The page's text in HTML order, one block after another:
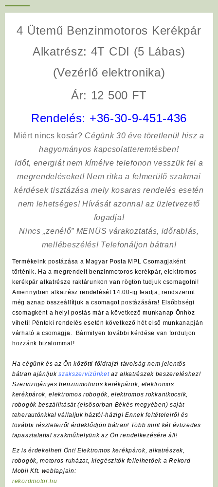
4 Ütemű Benzinmotoros Kerékpár
Alkatrész: 4T CDI (5 Lábas)
(Vezérlő elektronika)
Ár: 12 500 FT
Rendelés: +36-30-9-451-436
Miért nincs kosár? Cégünk 30 éve töretlenül hisz a
hagyományos kapcsolatteremtésben!
Időt, energiát nem kímélvetelefonon vesszük fel a
megrendeléseket! Nem ritka a felmerülő szakmai
kérdések tisztázása mely kosaras rendelés esetén
nem lehetséges! Hívását azonnal az üzletvezető
fogadja!
Nincs „zenélő” MENÜS várakoztatás, időrablás,
mellébeszélés! Telefonáljon bátran!
Termékeink postázása a Magyar Posta MPL Csomagjaként
történik. Ha a megrendelt benzinmotoros kerékpár, elektromos
kerékpár alkatrésze raktárunkon van rögtön tudjuk csomagolni!
Amennyiben alkatrész rendelését 14:00-ig leadja, rendszerint
még aznap összeállítjuk a csomagot postázására! Elsőbbségi
csomagként a helyi postás már a következő munkanap Önhöz
viheti! Pénteki rendelés esetén következő hét első munkanapján
várható a csomagja. Bármilyen további kérdése van forduljon
hozzánk bizalommal!
Ha cégünk és az Ön közötti földrajzi távolság nem jelentős
bátran ajánljukszakszervizünket az alkatrészek beszereléshez!
Szervizigényes benzinmotoros kerékpárok, elektromos
kerékpárok, elektromos robogók, elektromos rokkantkocsik,
robogók beszállítását (elsősorban Békés megyében) saját
teherautónkkal vállaljuk háztól-házig! Ennek feltételeiről és
további részleteiről érdeklődjön bátran! Több mint két évtizedes
tapasztalattal szakműhelyünk az Ön rendelkezésére áll!
Ez is érdekelheti Önt! Elektromos kerékpárok, alkatrészek,
robogók, motoros ruházat, kiegészítők fellelhetőek a Rekord
Mobil Kft. weblapjain:
rekordmotor.hu